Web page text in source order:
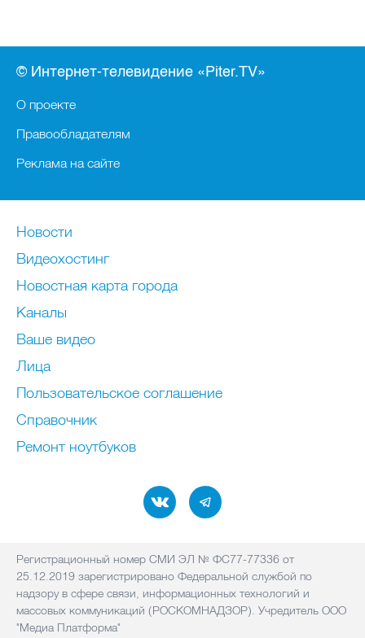
© Интернет-телевидение «Piter.TV»
О проекте
Правообладателям
Реклама на сайте
Новости
Видеохостинг
Новостная карта города
Каналы
Ваше видео
Лица
Пользовательское соглашение
Справочник
Ремонт нoутбуков
Регистрационный номер СМИ ЭЛ № ФС77-77336 от
25.12.2019 зарегистрировано Федеральной службой по
надзору в сфере связи, информационных технологий и
массовых коммуникаций (РОСКОМНАДЗОР). Учредитель ООО
"Медиа Платформа"